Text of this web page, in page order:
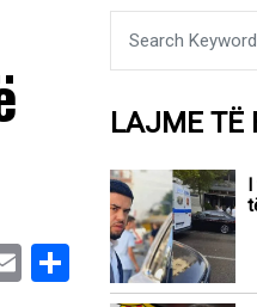
EmailShare
LAJME TË
I